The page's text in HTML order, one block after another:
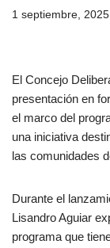
1 septiembre, 2025
El Concejo
presentación en
el marco del
una iniciativa
las comunidades
Durante el
Lisandro Aguiar
programa que